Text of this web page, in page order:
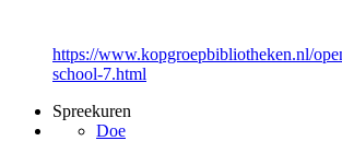
https://www.kopgroepbibliotheken.nl/
school-7.html
Spreekuren
Doe